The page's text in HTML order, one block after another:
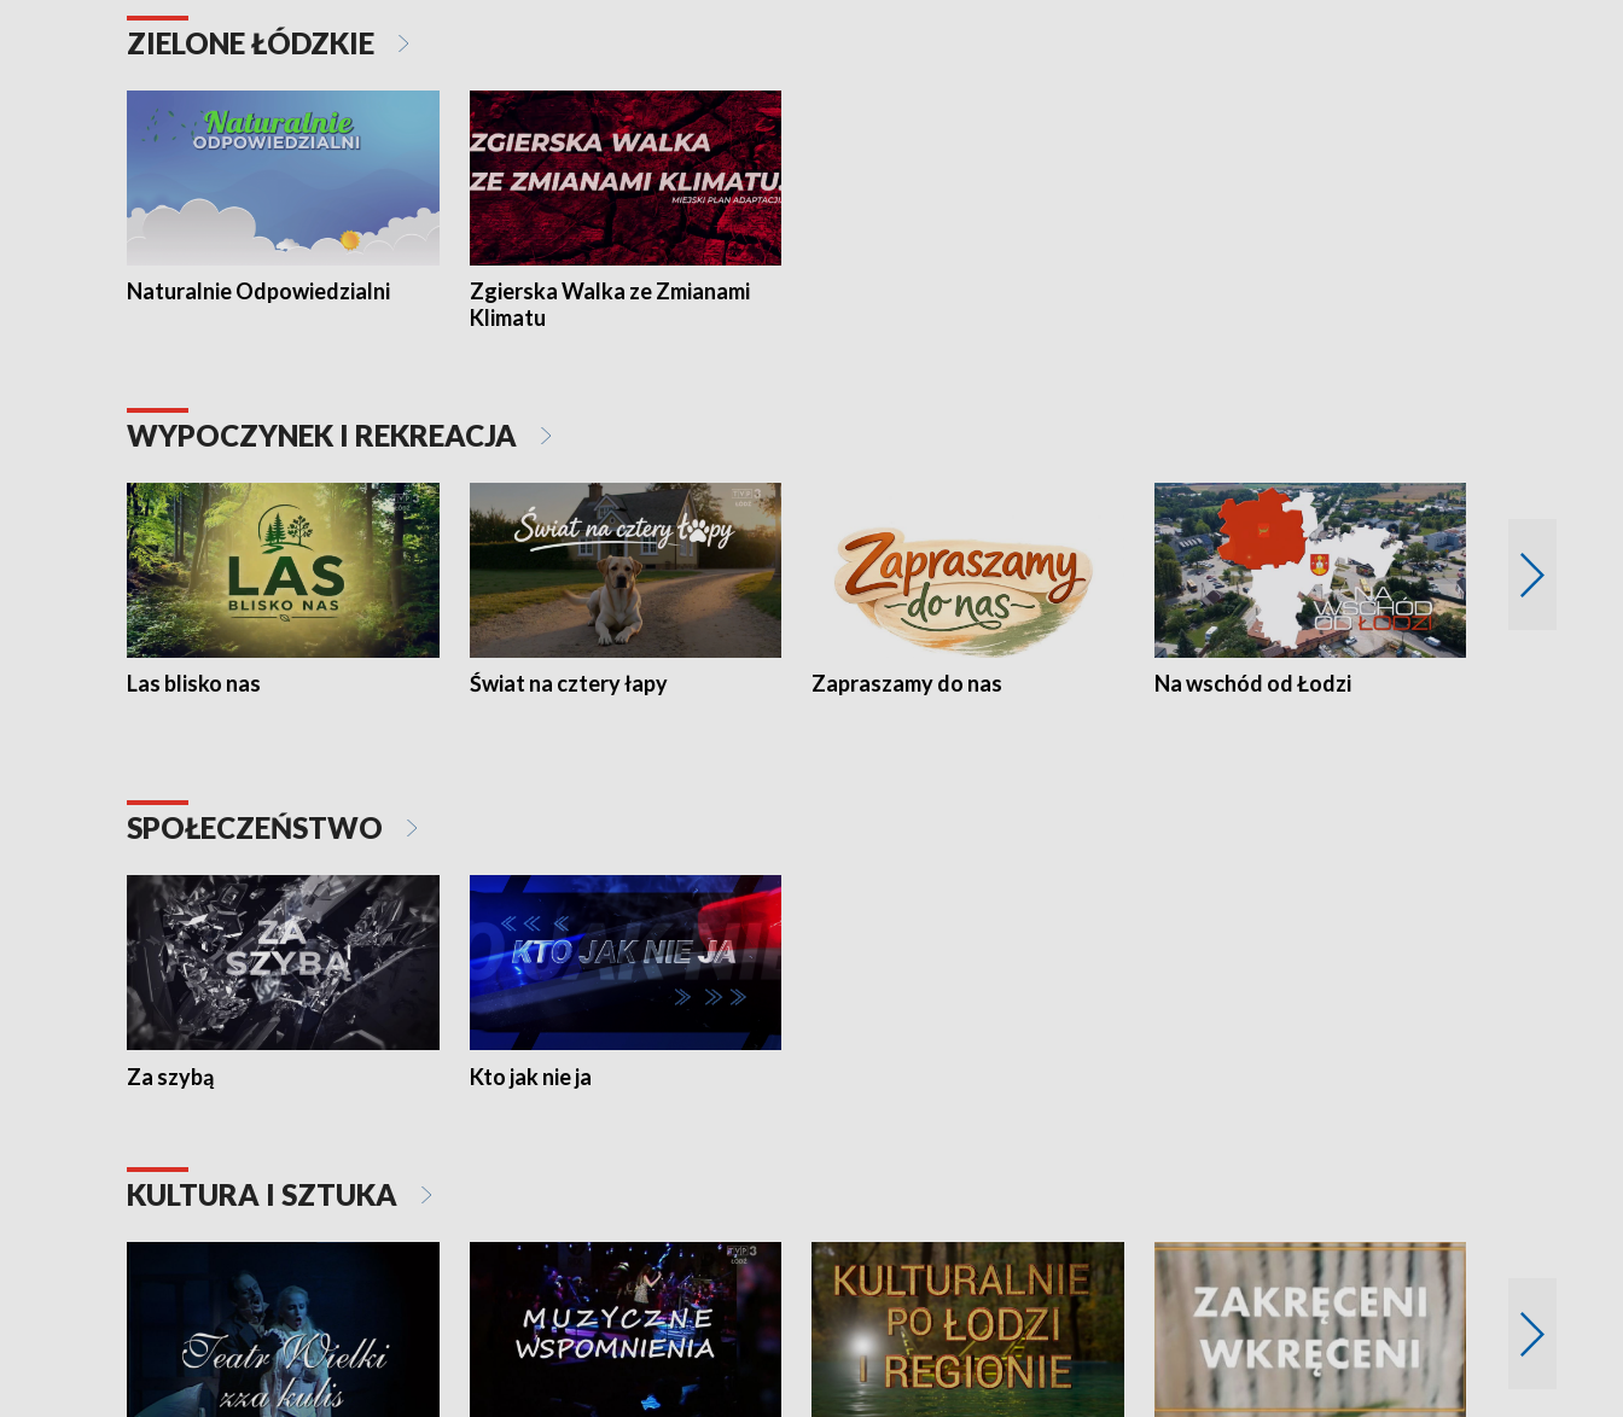
ZIELONE ŁÓDZKIE
Naturalnie Odpowiedzialni
Zgierska Walka ze Zmianami
Klimatu
WYPOCZYNEK I REKREACJA
Las blisko nas Świat na cztery łapy Zapraszamy do nas Na wschód od Łodzi
SPOŁECZEŃSTWO
Za szybą Kto jak nie ja
KULTURA I SZTUKA